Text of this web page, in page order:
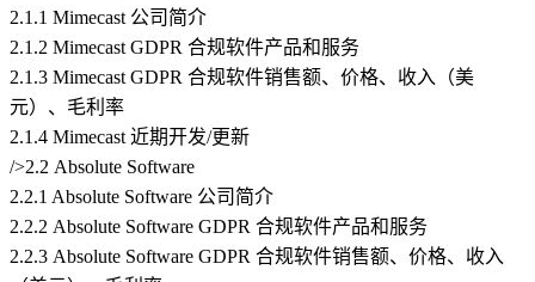
2.1.1 Mimecast 公司简介
2.1.2 Mimecast GDPR 合规软件产品和服务
2.1.3 Mimecast GDPR 合规软件销售额、价格、收入（美
元）、毛利率
2.1.4 Mimecast 近期开发/更新
/>2.2 Absolute Software
2.2.1 Absolute Software 公司简介
2.2.2 Absolute Software GDPR 合规软件产品和服务
2.2.3 Absolute Software GDPR 合规软件销售额、价格、收入